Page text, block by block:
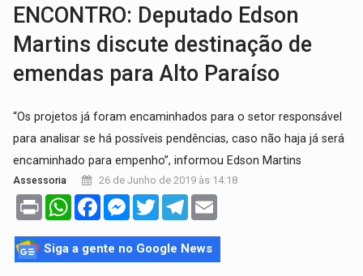
ENCONTRO: Deputado Edson
Martins discute destinação de
emendas para Alto Paraíso
“Os projetos já foram encaminhados para o setor responsável
para analisar se há possíveis pendências, caso não haja já será
encaminhado para empenho”, informou Edson Martins
Assessoria 26 de Junho de 2019 às 14:18
Print WhatsAppFacebookMessenger
TwitterTelegram
Siga a gente no Google News